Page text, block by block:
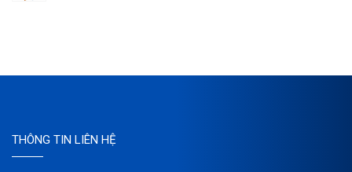
THÔNG TIN LIÊN HỆ